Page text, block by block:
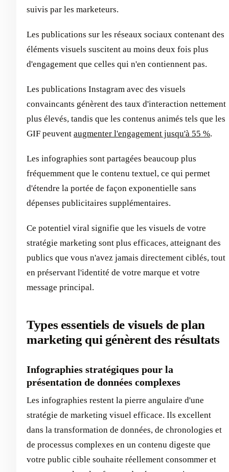
suivis par les marketeurs.
Les publications sur les réseaux sociaux contenant des
éléments visuels suscitent au moins deux fois plus
d'engagement que celles qui n'en contiennent pas.
Les publications Instagram avec des visuels
convaincants génèrent des taux d'interaction nettement
plus élevés, tandis que les contenus animés tels que les
GIF peuvent augmenter l'engagement jusqu'à 55 %.
Les infographies sont partagées beaucoup plus
fréquemment que le contenu textuel, ce qui permet
d'étendre la portée de façon exponentielle sans
dépenses publicitaires supplémentaires.
Ce potentiel viral signifie que les visuels de votre
stratégie marketing sont plus efficaces, atteignant des
publics que vous n'avez jamais directement ciblés, tout
en préservant l'identité de votre marque et votre
message principal.
Types essentiels de visuels de plan
marketing qui génèrent des résultats
Infographies stratégiques pour la
présentation de données complexes
Les infographies restent la pierre angulaire d'une
stratégie de marketing visuel efficace. Ils excellent
dans la transformation de données, de chronologies et
de processus complexes en un contenu digeste que
votre public cible souhaite réellement consommer et